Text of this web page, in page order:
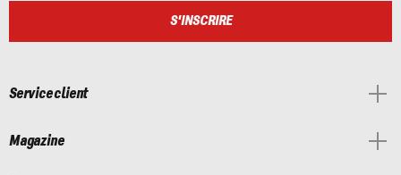
S'INSCRIRE
Service client
Magazine